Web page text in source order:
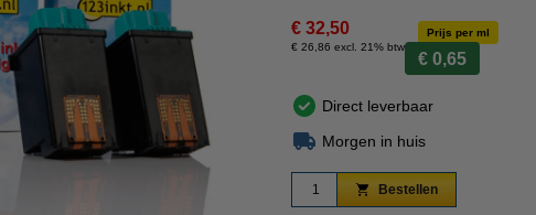
€ 32,50
€ 26,86 excl. 21% btw
Prijs per ml
€ 0,65
Direct leverbaar
Morgen in huis
Bestellen